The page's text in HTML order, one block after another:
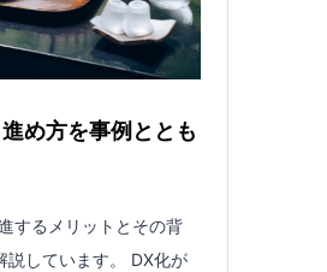
め方を事例ととも
するメリットとその背
説しています。 DX化が